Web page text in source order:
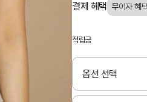
결제 혜택
적립금